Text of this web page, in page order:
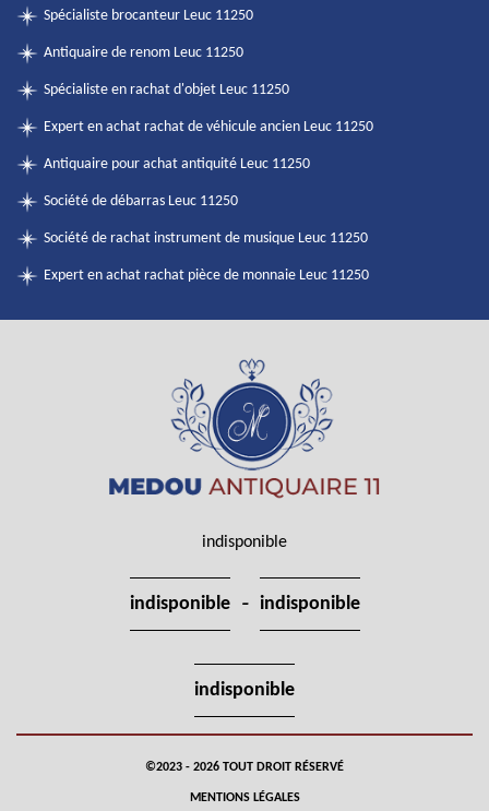
Spécialiste brocanteur Leuc 11250
Antiquaire de renom Leuc 11250
Spécialiste en rachat d'objet Leuc 11250
Expert en achat rachat de véhicule ancien Leuc 11250
Antiquaire pour achat antiquité Leuc 11250
Société de débarras Leuc 11250
Société de rachat instrument de musique Leuc 11250
Expert en achat rachat pièce de monnaie Leuc 11250
indisponible
indisponible - indisponible
indisponible
©2023 - 2026 TOUT DROIT RÉSERVÉ
MENTIONS LÉGALES